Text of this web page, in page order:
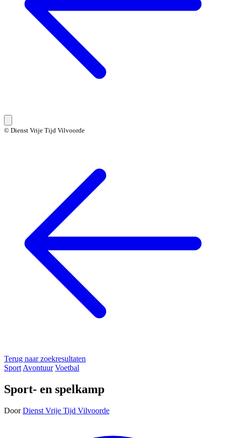
© Dienst Vrije Tijd Vilvoorde
Terug naar zoekresultaten
Sport Avontuur Voetbal
Sport- en spelkamp
Door Dienst Vrije Tijd Vilvoorde